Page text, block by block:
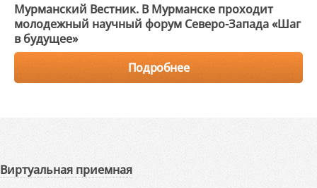
Мурманский Вестник. В Мурманске проходит
молодежный научный форум Северо-Запада «Шаг
в будущее»
Подробнее
Виртуальная приемная